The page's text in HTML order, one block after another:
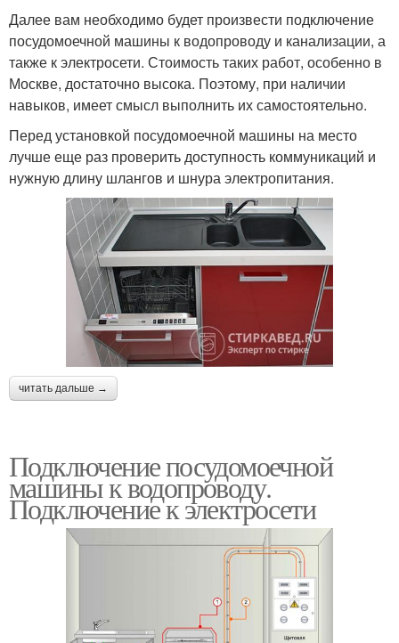
Далее вам необходимо будет произвести подключение
посудомоечной машины к водопроводу и канализации, а
также к электросети. Стоимость таких работ, особенно в
Москве, достаточно высока. Поэтому, при наличии
навыков, имеет смысл выполнить их самостоятельно.
Перед установкой посудомоечной машины на место
лучше еще раз проверить доступность коммуникаций и
нужную длину шлангов и шнура электропитания.
читать дальше →
Подключение посудомоечной
машины к водопроводу.
Подключение к электросети